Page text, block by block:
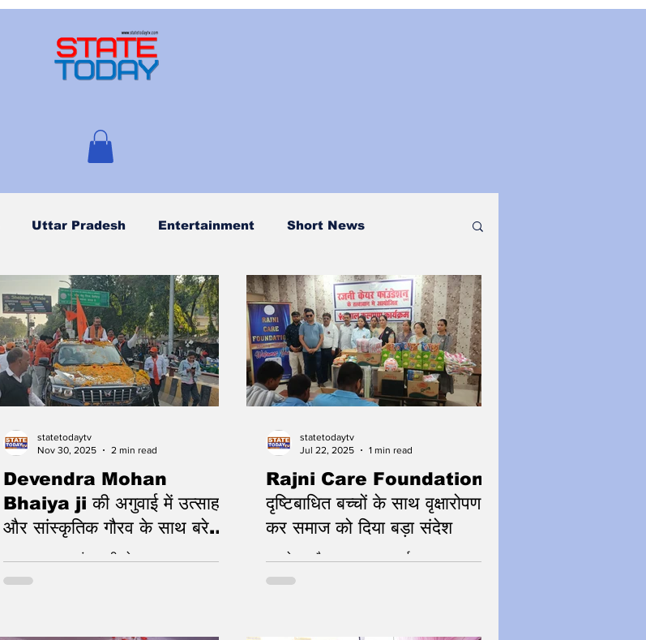
Uttar Pradesh Entertainment Short News
Devendra Mohan
Bhaiya ji की अगुवाई में उत्साह
और सांस्कृतिक गौरव के साथ बरेली
में निकली सनातन जन जागृति शोभा
यात्रा
एकता का अद्भुत संगम बनी शोभायात्रा
statetodaytv
Nov 30, 2025
2 min read
Rajni Care Foundation ने
दृष्टिबाधित बच्चों के साथ वृक्षारोपण
कर समाज को दिया बड़ा संदेश
वृक्षारोपण और बाल कल्याण कार्यक्रम
statetodaytv
Jul 22, 2025
1 min read